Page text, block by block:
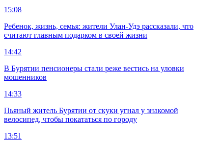
15:08
Ребенок, жизнь, семья: жители Улан-Удэ рассказали, что
считают главным подарком в своей жизни
14:42
В Бурятии пенсионеры стали реже вестись на уловки
мошенников
14:33
Пьяный житель Бурятии от скуки угнал у знакомой
велосипед, чтобы покататься по городу
13:51